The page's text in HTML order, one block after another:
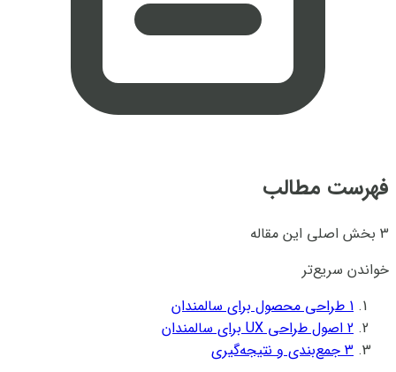
فهرست مطالب
3 بخش اصلی این مقاله
خواندن سریع‌تر
1 طراحی محصول برای سالمندان
2 اصول طراحی UX برای سالمندان
3 جمع‌بندی و نتیجه‌گیری